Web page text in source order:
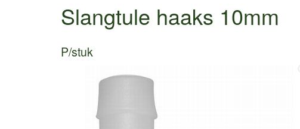
Slangtule haaks 10mm
P/stuk